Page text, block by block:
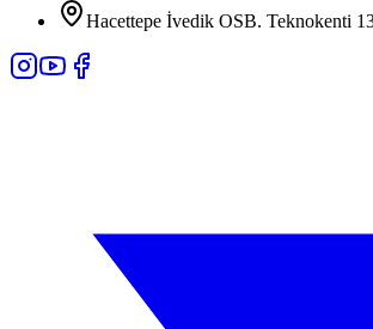
Hacettepe İvedik OSB. Teknokenti